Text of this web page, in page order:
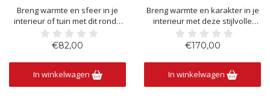
Breng warmte en sfeer in je
interieur of tuin met dit ronde
houten bijzettafeltje van
massief hout. Dankzij het
robuuste blad met natuurlijke
houtstructuur en de stevige
poten heeft dit tafeltje een
authentieke uitstraling die
€82,00
In winkelwagen
Breng warmte en karakter in je
interieur met deze stijlvolle
sidetable van massief hout.
Dankzij het robuuste ontwerp,
de natuurlijke houttekening en
het praktische onderblad
combineert deze tafel
functionaliteit met een tijdloze
€170,00
In winkelwagen